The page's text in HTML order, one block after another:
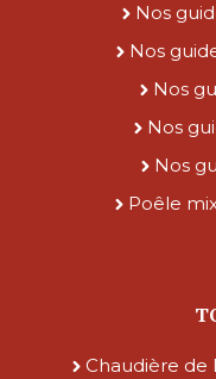
Nos
Nos
Nos
Nos
Nos
Poêle
Chaudière de